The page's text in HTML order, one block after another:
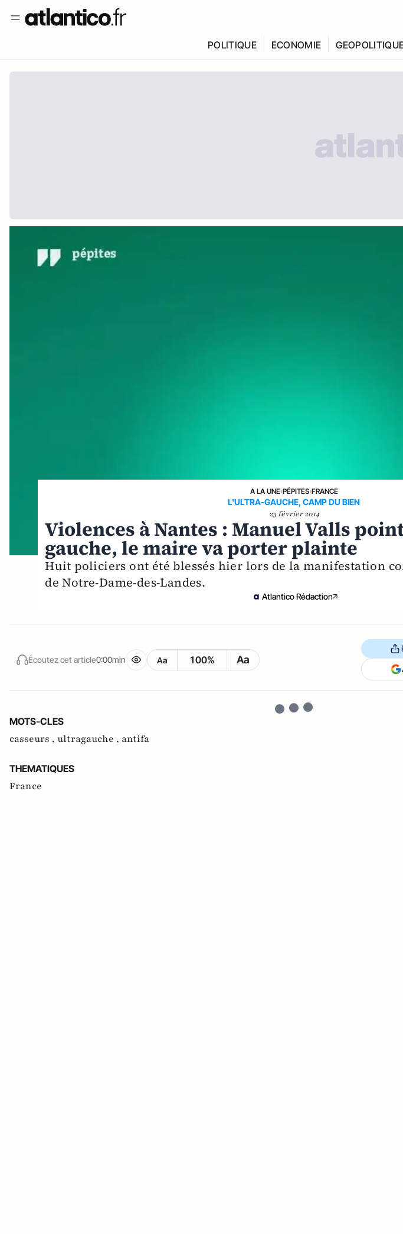
POLITIQUE ECONOMIE
A LA UNE›PÉPITES›FRANCE
L'ULTRA-GAUCHE, CAMP DU BIEN
23 février 2014
Violences à Nantes : Manuel Valls
gauche, le maire va porter plainte
Huit policiers ont été blessés hier lors de la manifestation
de Notre-Dame-des-Landes.
Atlantico Rédaction
Écoutez cet article0:00min Aa 100% Aa
MOTS-CLES
casseurs , ultragauche , antifa
THEMATIQUES
France